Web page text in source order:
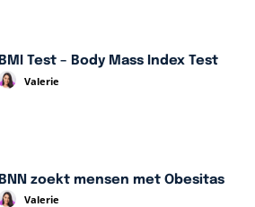
BMI Test – Body Mass Index Test
Valerie
BNN zoekt mensen met Obesitas
Valerie